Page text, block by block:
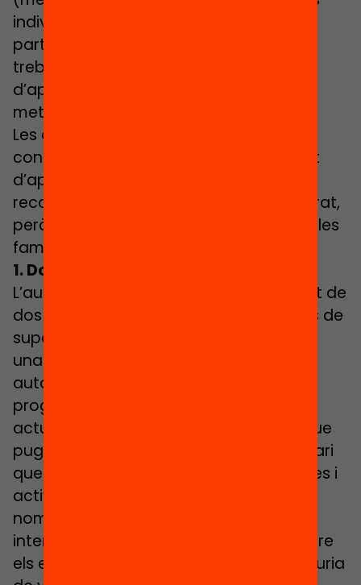
individualitzats, amb major o menor
participació de les famílies), es vulgui
treballar l’autoregulació en el procés
d’aprenentatge i el “coneixement”
metacognitiu de l’alumnat.
Les cinc recomanacions que plantejo a
continuació tenen, doncs, aquest sentit
d’aplicació general. Alhora, són
recomanacions adreçades al professorat,
però que impliquen, en bona mesura, a les
famílies.
1. Donar suport en l’estudi
L’autoregulació depèn fonamentalment de
dos factors: l’edat de l’alumnat i el tipus de
suport que es proporciona. El suport és
una de les condicions per reforçar una
autonomia que s’adquireix de forma
progressiva. Vistes les circumstàncies
actuals, a més del suport a distància que
pugui facilitar el professorat, és necessari
que les famílies s’impliquin en les tasques i
activitats escolars. El professorat no
només hauria de suggerir el tipus i la
intensitat del suport que haurien de rebre
els estudiants casa, sinó que també hauria